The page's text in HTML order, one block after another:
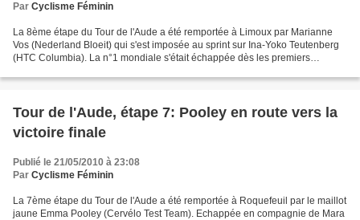
Par Cyclisme Féminin
La 8ème étape du Tour de l'Aude a été remportée à Limoux par Marianne
Vos (Nederland Bloeit) qui s'est imposée au sprint sur Ina-Yoko Teutenberg
(HTC Columbia). La n°1 mondiale s'était échappée dès les premiers
Tour de l'Aude, étape 7: Pooley en route vers la
victoire finale
Publié le 21/05/2010 à 23:08
Par Cyclisme Féminin
La 7ème étape du Tour de l'Aude a été remportée à Roquefeuil par le maillot
jaune Emma Pooley (Cervélo Test Team). Echappée en compagnie de Mara